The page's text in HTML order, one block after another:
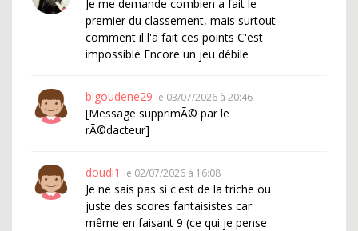
Je me demande combien a fait le
premier du classement, mais surtout
comment il l'a fait ces points C'est
impossible Encore un jeu débile
bigoudene29 le 03/07/2026 à 20:46
[Message supprimÃ© par le
rÃ©dacteur]
doudi1 le 02/07/2026 à 16:08
Je ne sais pas si c'est de la triche ou
juste des scores fantaisistes car
même en faisant 9 (ce qui je pense